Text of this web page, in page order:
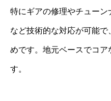
特にギアの修理やチュー
など技術的な対応が可能
めです。地元ベースでコ
す。